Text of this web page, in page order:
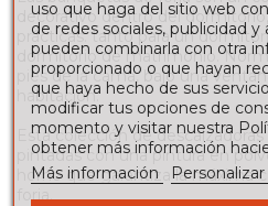
decorativo dentro del
prácticas. tanto para un
dormitorio de matrimonio.
pies de la cama, bajo una
habitación.
Esta colección de
pintadas con una pintura en
horno que garantiza la máxima
forja.
uso que haga del sitio web
de redes sociales, publicidad y
pueden combinarla con otra
proporcionado o que hayan
que haya hecho de sus
modificar tus opciones de
momento y visitar nuestra
obtener más información
Más información